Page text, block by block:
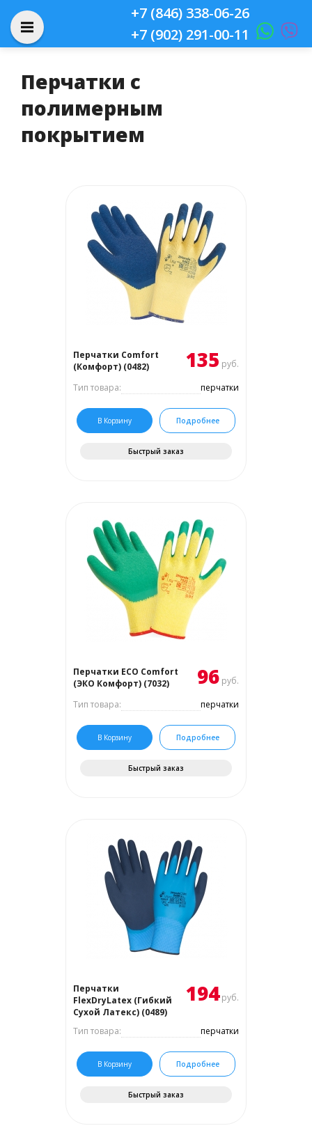
+7 (846) 338-06-26
+7 (902) 291-00-11
Перчатки с
полимерным
покрытием
Перчатки Comfort
(Комфорт) (0482)
135 руб.
Тип товара:
перчатки
В Корзину Подробнее
Быстрый заказ
Перчатки ECO Comfort
(ЭКО Комфорт) (7032)
96 руб.
Тип товара:
перчатки
В Корзину Подробнее
Быстрый заказ
Перчатки
FlexDryLatex (Гибкий
Сухой Латекс) (0489)
194руб.
Тип товара: перчатки
В Корзину Подробнее
Быстрый заказ